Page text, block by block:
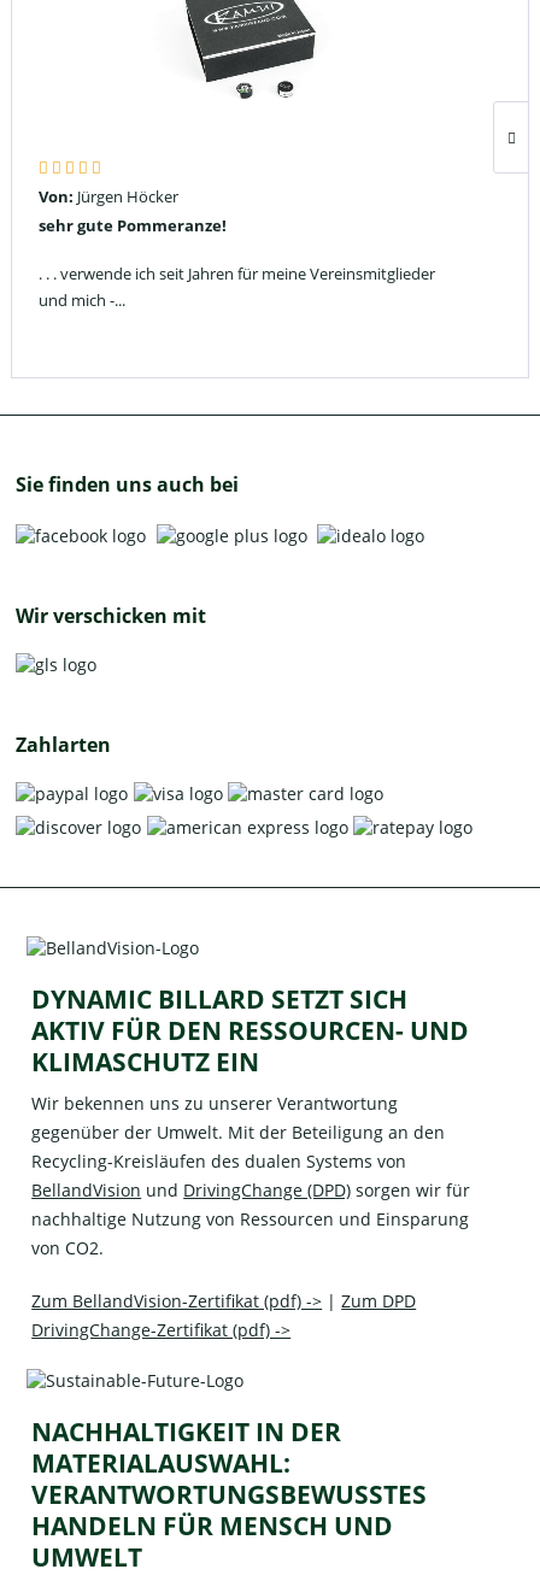
Von: Jürgen Höcker
sehr gute Pommeranze!
. . . verwende ich seit Jahren für meine Vereinsmitglieder
und mich -...
Sie finden uns auch bei
Wir verschicken mit
Zahlarten
DYNAMIC BILLARD SETZT SICH
AKTIV FÜR DEN RESSOURCEN- UND
KLIMASCHUTZ EIN
Wir bekennen uns zu unserer Verantwortung
gegenüber der Umwelt. Mit der Beteiligung an den
Recycling-Kreisläufen des dualen Systems von
BellandVision und DrivingChange (DPD) sorgen wir für
nachhaltige Nutzung von Ressourcen und Einsparung
von CO2.
Zum BellandVision-Zertifikat (pdf) -> |Zum DPD
DrivingChange-Zertifikat (pdf) ->
NACHHALTIGKEIT IN DER
MATERIALAUSWAHL:
VERANTWORTUNGSBEWUSSTES
HANDELN FÜR MENSCH UND
UMWELT